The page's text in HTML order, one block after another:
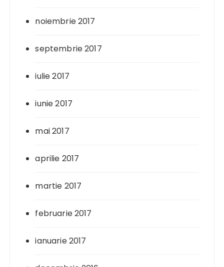
noiembrie 2017
septembrie 2017
iulie 2017
iunie 2017
mai 2017
aprilie 2017
martie 2017
februarie 2017
ianuarie 2017